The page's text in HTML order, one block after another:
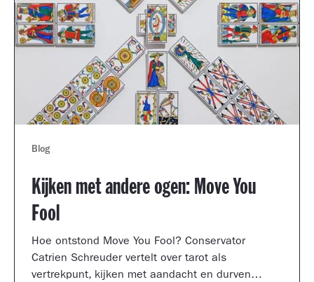
Blog
Kijken met andere ogen: Move You
Fool
Hoe ontstond Move You Fool? Conservator
Catrien Schreuder vertelt over tarot als
vertrekpunt, kijken met aandacht en durven